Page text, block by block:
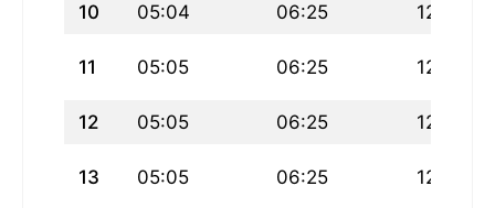
10 05:04 06:25 12:33
11 05:05 06:25 12:33
12 05:05 06:25 12:33
13 05:05 06:25 12:33